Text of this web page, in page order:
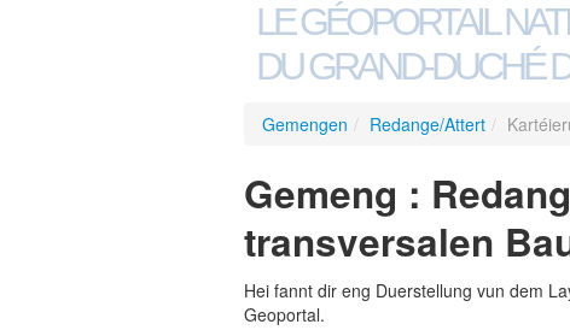
LE GÉOPORTAIL
DU GRAND-DUCHÉ
Gemengen / Redange/Attert /
Gemeng :
transversalen
Hei fannt dir eng Duerstellung vun dem
Geoportal.